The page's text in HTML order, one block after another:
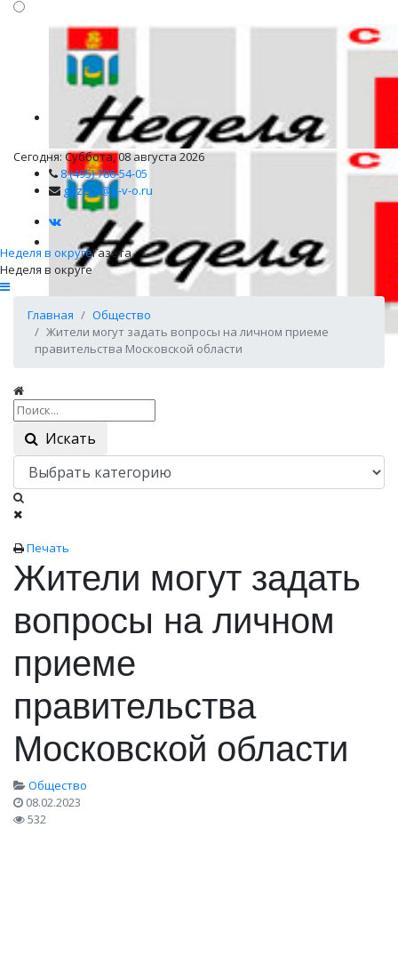
Сегодня: Суббота, 08 августа 2026
8 (495) 786-54-05
gazeta@n-v-o.ru
Неделя в округеГазета
Неделя в округе
Главная
Общество
Жители могут задать вопросы на личном приеме
правительства Московской области
Искать
Печать
Жители могут задать
вопросы на личном
приеме
правительства
Московской области
Общество
08.02.2023
532